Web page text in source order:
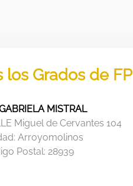
Grados de FP
MISTRAL
Miguel de Cervantes 104
Arroyomolinos
Postal: 28939